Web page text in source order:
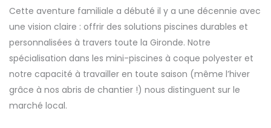
Cette aventure familiale a débuté il y a une décennie avec
une vision claire : offrir des solutions piscines durables et
personnalisées à travers toute la Gironde. Notre
spécialisation dans les mini-piscines à coque polyester et
notre capacité à travailler en toute saison (même l’hiver
grâce à nos abris de chantier !) nous distinguent sur le
marché local.